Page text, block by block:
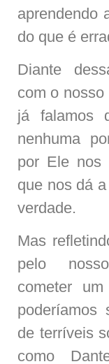
aprendendo
do que é
Diante
com o
já falamos
nenhuma
por Ele nos
que nos dá
verdade.
Mas
pelo
cometer
poderíamos
de terríveis
como